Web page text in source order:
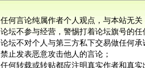
任何言论纯属作者个人观点，与本站无关
论坛不参与经营，警惕打着论坛旗号的任
论坛不对个人与第三方私下交易做任何
禁止发表恶意攻击他人的言论；
任何转载或转贴都应注明真实作者和真实